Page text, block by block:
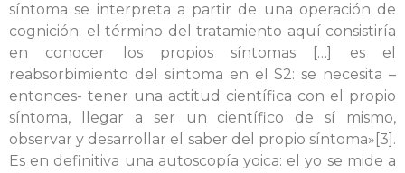
síntoma se interpreta a partir de una operación de
cognición: el término del tratamiento aquí consistiría
en conocer los propios síntomas […] es el
reabsorbimiento del síntoma en el S2: se necesita –
entonces- tener una actitud científica con el propio
síntoma, llegar a ser un científico de sí mismo,
observar y desarrollar el saber del propio síntoma»[3].
Es en definitiva una autoscopía yoica: el yo se mide a